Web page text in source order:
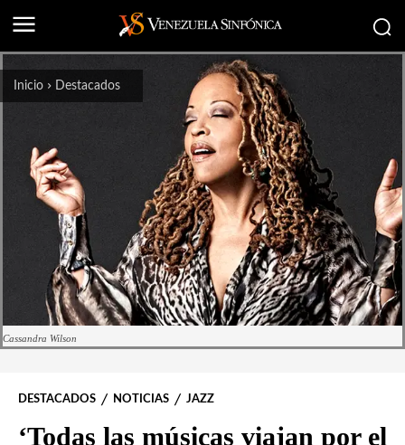
Inicio Destacados
Cassandra Wilson
DESTACADOS NOTICIAS JAZZ
‘Todas las músicas viajan por el